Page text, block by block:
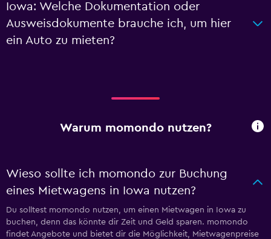
Iowa: Welche Dokumentation oder
Ausweisdokumente brauche ich, um hier
ein Auto zu mieten?
Warum momondo nutzen?
Wieso sollte ich momondo zur Buchung
eines Mietwagens in Iowa nutzen?
Du solltest momondo nutzen, um einen Mietwagen in Iowa zu
buchen, denn das könnte dir Zeit und Geld sparen. momondo
findet Angebote und bietet dir die Möglichkeit, Mietwagenpreise